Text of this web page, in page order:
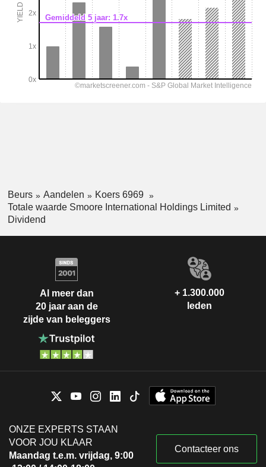
Beurs Aandelen
Koers 6969
Totale waarde Smoore International Holdings Limited
Dividend
Al meer dan
20 jaar aan de
zijde van beleggers
+ 1.300.000
leden
ONZE EXPERTS STAAN
VOOR JOU KLAAR
Maandag t.e.m. vrijdag, 9:00
Contacteer ons